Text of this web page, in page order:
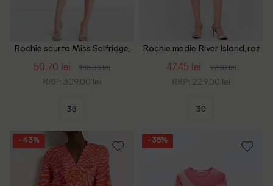
Rochie scurta Miss Selfridge,
50.70 lei 135.00 lei
RRP: 309.00 lei
38
Rochie medie River Island, roz
47.45 lei 97.00 lei
RRP: 229.00 lei
30
- 43% - 35%